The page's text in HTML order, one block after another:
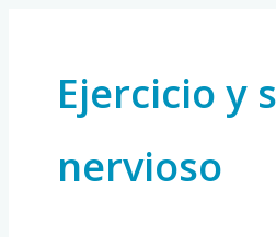
Ejercicio y
nervioso